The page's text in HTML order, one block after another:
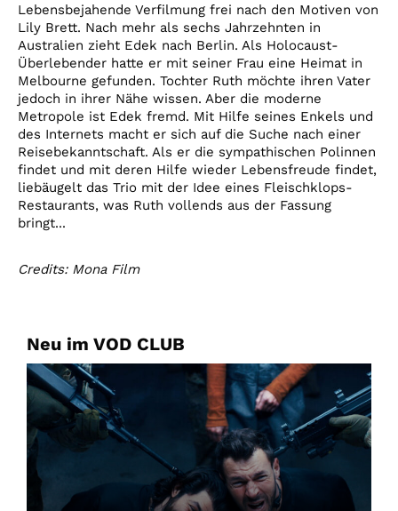
Lebensbejahende Verfilmung frei nach den Motiven von
Lily Brett. Nach mehr als sechs Jahrzehnten in
Australien zieht Edek nach Berlin. Als Holocaust-
Überlebender hatte er mit seiner Frau eine Heimat in
Melbourne gefunden. Tochter Ruth möchte ihren Vater
jedoch in ihrer Nähe wissen. Aber die moderne
Metropole ist Edek fremd. Mit Hilfe seines Enkels und
des Internets macht er sich auf die Suche nach einer
Reisebekanntschaft. Als er die sympathischen Polinnen
findet und mit deren Hilfe wieder Lebensfreude findet,
liebäugelt das Trio mit der Idee eines Fleischklops-
Restaurants, was Ruth vollends aus der Fassung
bringt...
Credits: Mona Film
Neu im VOD CLUB